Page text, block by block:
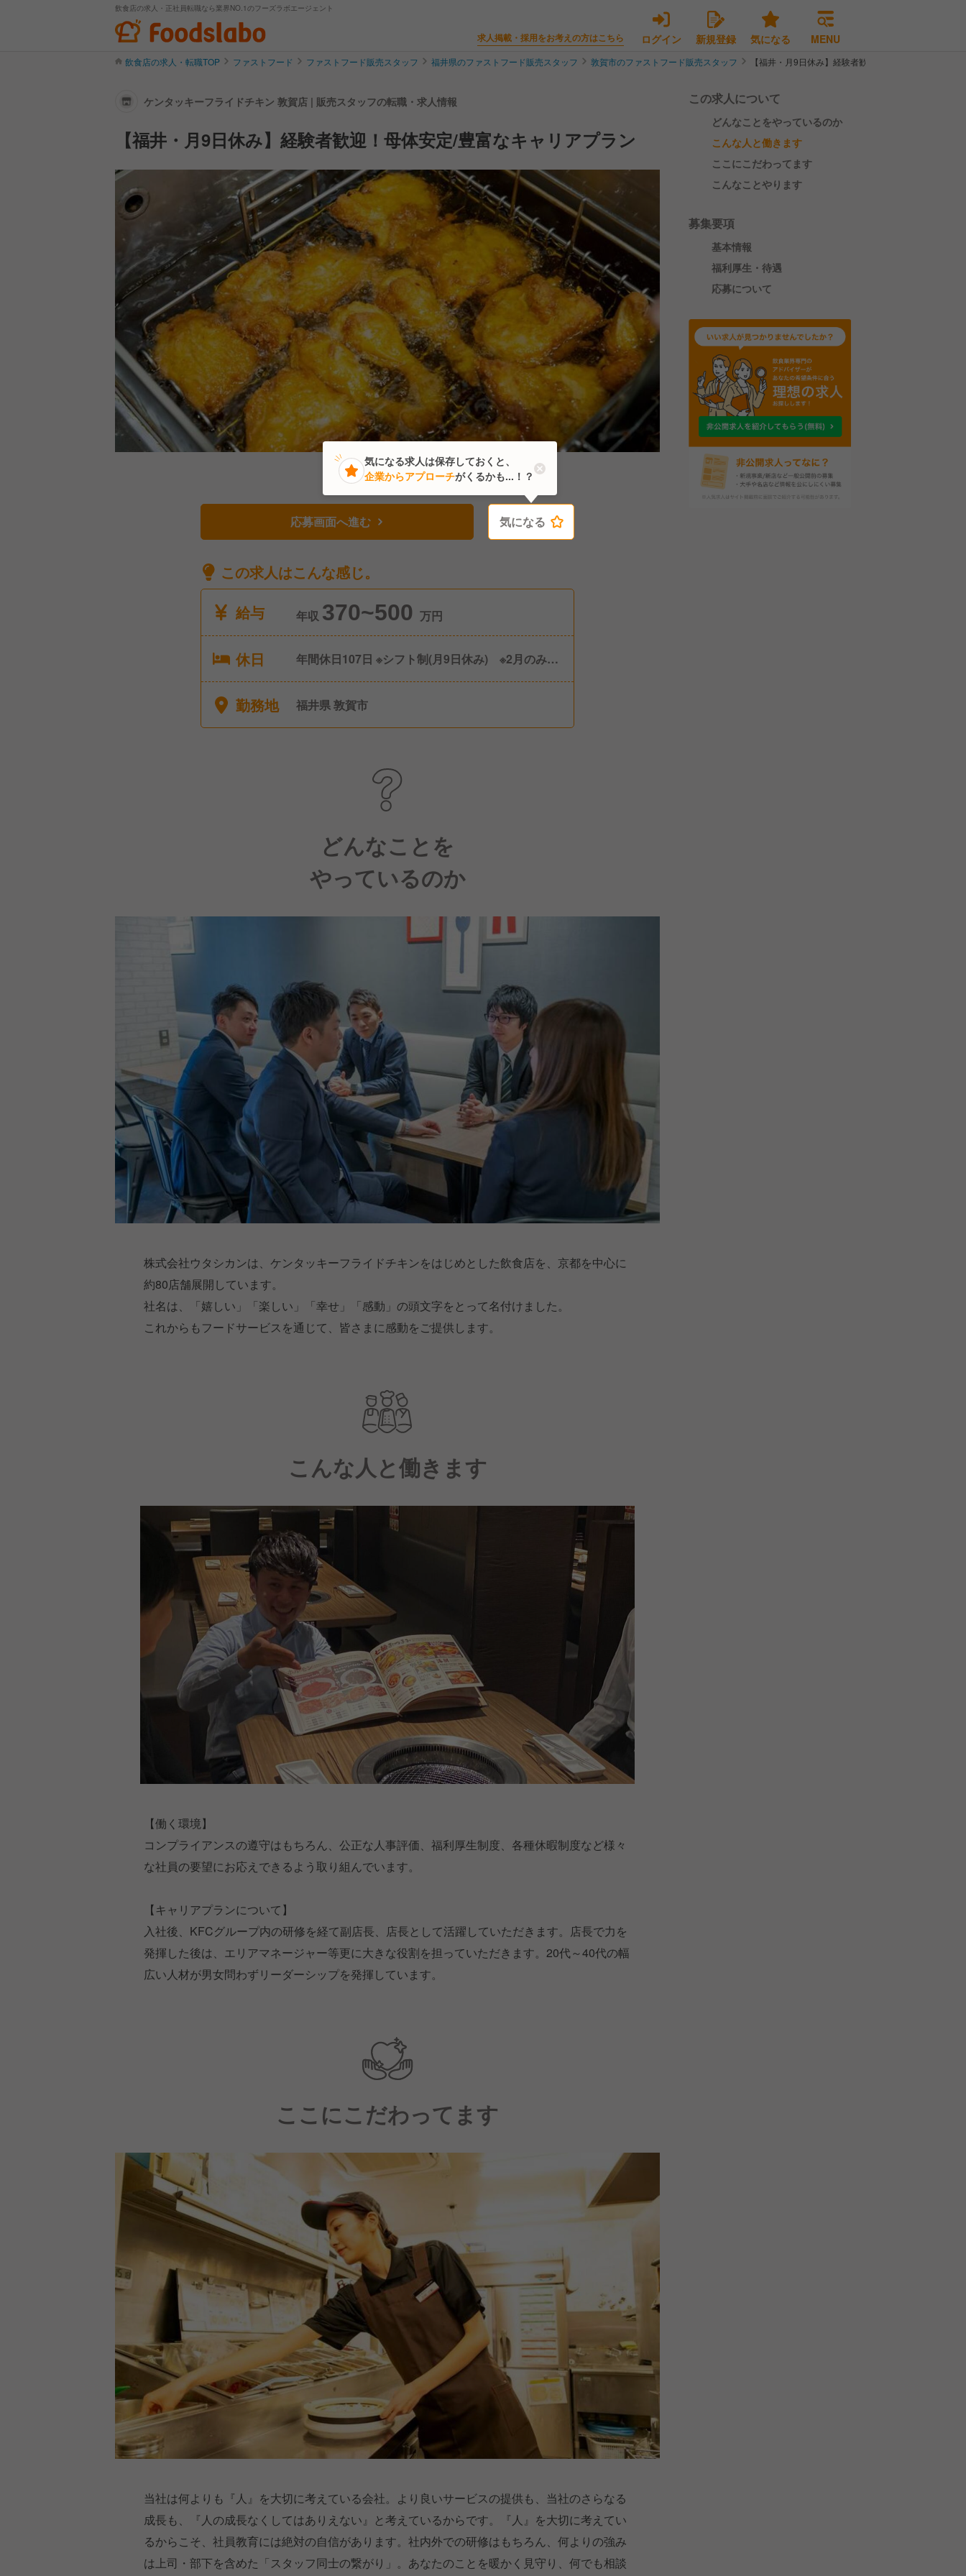
飲食店の求人・正社員転職なら業界NO.1のフーズラボエージェント
求人掲載・採用をお考えの方はこちら ログイン 新規登録 気になる MENU
飲食店の求人・転職TOP ファストフード ファストフード販売スタッフ 福井県のファストフード販売スタッフ 敦賀市のファストフード販売スタッフ 【福井・月9日休み】経験者歓迎！母体安定/豊富なキ
ケンタッキーフライドチキン 敦賀店 | 販売スタッフの転職・求人情報
【福井・月9日休み】経験者歓迎！母体安定/豊富なキャリアプラン
応募画面へ進む 気になる
この求人はこんな感じ。
給与
年収 370~500 万円
休日
年間休日107日 ※シフト制(月9日休み) ※2月のみ8
勤務地 福井県 敦賀市
どんなことを
やっているのか
株式会社ウタシカンは、ケンタッキーフライドチキンをはじめとした飲食店を、京都を中心に
約80店舗展開しています。
社名は、「嬉しい」「楽しい」「幸せ」「感動」の頭文字をとって名付けました。
これからもフードサービスを通じて、皆さまに感動をご提供します。
こんな人と働きます
【働く環境】
コンプライアンスの遵守はもちろん、公正な人事評価、福利厚生制度、各種休暇制度など様々
な社員の要望にお応えできるよう取り組んでいます。
【キャリアプランについて】
入社後、KFCグループ内の研修を経て副店長、店長として活躍していただきます。店長で力を
発揮した後は、エリアマネージャー等更に大きな役割を担っていただきます。20代～40代の幅
広い人材が男女問わずリーダーシップを発揮しています。
ここにこだわってます
当社は何よりも『人』を大切に考えている会社。より良いサービスの提供も、当社のさらなる
成長も、『人の成長なくしてはありえない』と考えているからです。『人』を大切に考えてい
るからこそ、社員教育には絶対の自信があります。社内外での研修はもちろん、何よりの強み
は上司・部下を含めた「スタッフ同士の繋がり」。あなたのことを暖かく見守り、何でも相談
この求人について
どんなことをやっているのか
こんな人と働きます
ここにこだわってます
こんなことやります
募集要項
基本情報
福利厚生・待遇
応募について
気になる
気になる求人は保存しておくと、
企業からアプローチがくるかも...！？